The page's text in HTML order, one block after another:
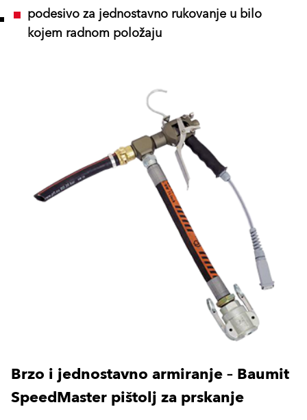
podesivo za jednostavno rukovanje u bilo
kojem radnom položaju
Brzo i jednostavno armiranje – Baumit
SpeedMaster pištolj za prskanje